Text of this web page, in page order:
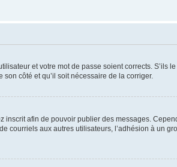
et votre mot de passe soient corrects.
côté et qu’il soit nécessaire de la corriger.
afin de pouvoir publier des messages.
aux autres utilisateurs, l’adhésion à un